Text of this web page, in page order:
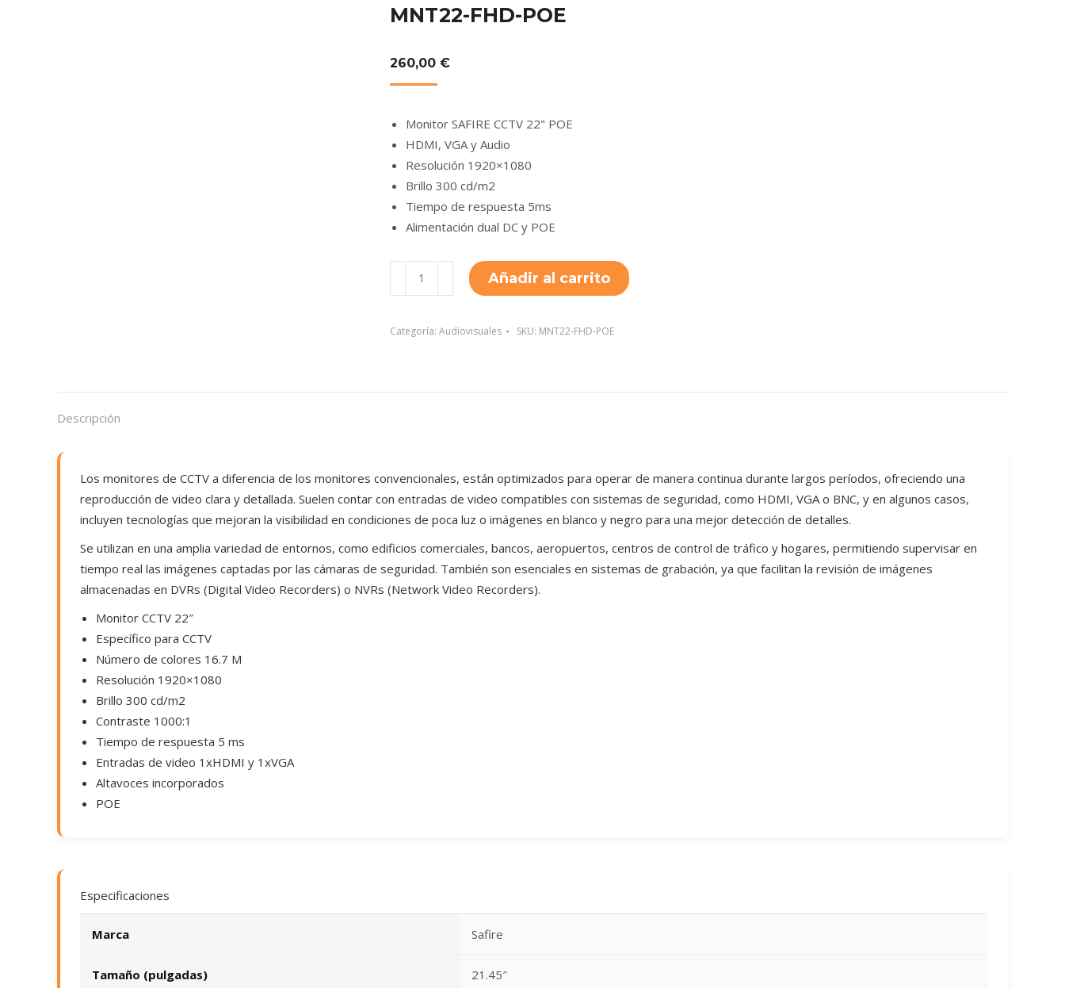
MNT22-FHD-POE
260,00 €
Monitor SAFIRE CCTV 22" POE
HDMI, VGA y Audio
Resolución 1920×1080
Brillo 300 cd/m2
Tiempo de respuesta 5ms
Alimentación dual DC y POE
MNT22-
FHD-
cantidad
Añadir al carrito
Categoría: Audiovisuales SKU: MNT22-FHD-POE
Descripción
Los monitores de CCTV a diferencia de los monitores convencionales, están optimizados para operar de manera continua durante largos períodos, ofreciendo una
reproducción de video clara y detallada. Suelen contar con entradas de video compatibles con sistemas de seguridad, como HDMI, VGA o BNC, y en algunos casos,
incluyen tecnologías que mejoran la visibilidad en condiciones de poca luz o imágenes en blanco y negro para una mejor detección de detalles.
Se utilizan en una amplia variedad de entornos, como edificios comerciales, bancos, aeropuertos, centros de control de tráfico y hogares, permitiendo supervisar en
tiempo real las imágenes captadas por las cámaras de seguridad. También son esenciales en sistemas de grabación, ya que facilitan la revisión de imágenes
almacenadas en DVRs (Digital Video Recorders) o NVRs (Network Video Recorders).
Monitor CCTV 22″
Específico para CCTV
Número de colores 16.7 M
Resolución 1920×1080
Brillo 300 cd/m2
Contraste 1000:1
Tiempo de respuesta 5 ms
Entradas de video 1xHDMI y 1xVGA
Altavoces incorporados
POE
Especificaciones
Marca Safire
Tamaño (pulgadas) 21.45″